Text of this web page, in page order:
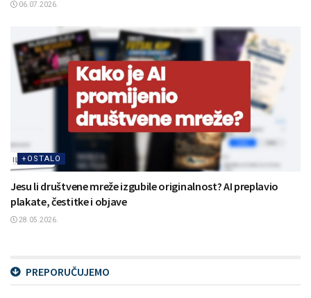
06.07.2026.
+OSTALO
Jesu li društvene mreže izgubile originalnost? AI preplavio
plakate, čestitke i objave
28.05.2026.
PREPORUČUJEMO